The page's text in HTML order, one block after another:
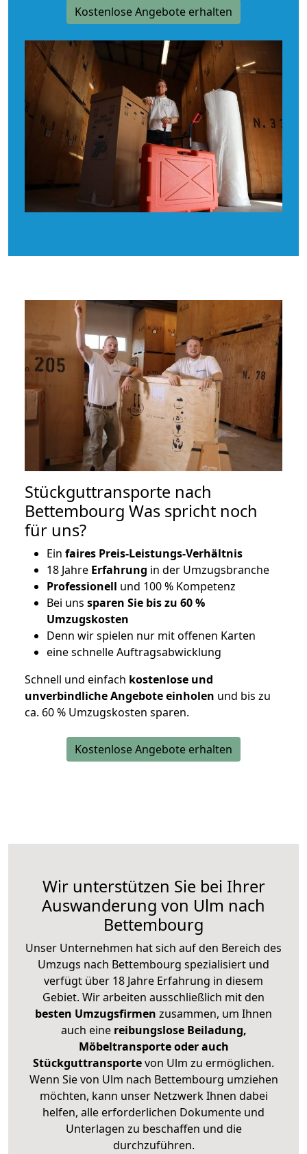
Kostenlose Angebote erhalten
Stückguttransporte nach
Bettembourg Was spricht noch
für uns?
Ein faires Preis-Leistungs-Verhältnis
18 Jahre Erfahrung in der Umzugsbranche
Professionell und 100 % Kompetenz
Bei uns sparen Sie bis zu 60 %
Umzugskosten
Denn wir spielen nur mit offenen Karten
eine schnelle Auftragsabwicklung
Schnell und einfach kostenlose und
unverbindliche Angebote einholen und bis zu
ca. 60 % Umzugskosten sparen.
Kostenlose Angebote erhalten
Wir unterstützen Sie bei Ihrer
Auswanderung von Ulm nach
Bettembourg
Unser Unternehmen hat sich auf den Bereich des
Umzugs nach Bettembourg spezialisiert und
verfügt über 18 Jahre Erfahrung in diesem
Gebiet. Wir arbeiten ausschließlich mit den
besten Umzugsfirmen zusammen, um Ihnen
auch eine reibungslose Beiladung,
Möbeltransporte oder auch
Stückguttransportevon Ulm zu ermöglichen.
Wenn Sie von Ulm nach Bettembourg umziehen
möchten, kann unser Netzwerk Ihnen dabei
helfen, alle erforderlichen Dokumente und
Unterlagen zu beschaffen und die
durchzuführen.